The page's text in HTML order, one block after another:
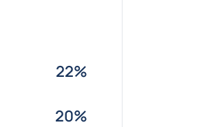
22%
20%